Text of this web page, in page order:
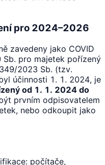
pro 2024–2026
zavedeny jako COVID
pro majetek pořízený
2023 Sb. (tzv.
účinnosti 1. 1. 2024, je
od 1. 1. 2024 do
prvním odpisovatelem
nebo odkoupit jako
počítače,